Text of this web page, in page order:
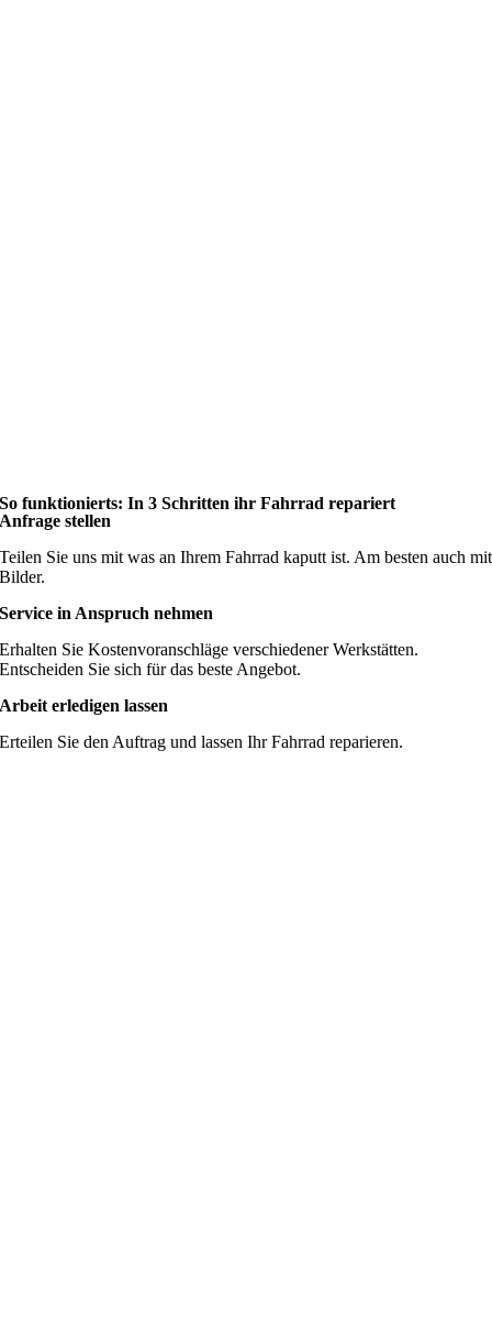
So funktionierts: In 3 Schritten ihr Fahrrad repariert
Anfrage stellen
Teilen Sie uns mit was an Ihrem Fahrrad kaputt ist. Am besten auch mit
Bilder.
Service in Anspruch nehmen
Erhalten Sie Kostenvoranschläge verschiedener Werkstätten.
Entscheiden Sie sich für das beste Angebot.
Arbeit erledigen lassen
Erteilen Sie den Auftrag und lassen Ihr Fahrrad reparieren.